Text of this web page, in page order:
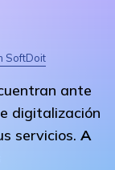
SoftDoit
ante
digitalización
servicios. A